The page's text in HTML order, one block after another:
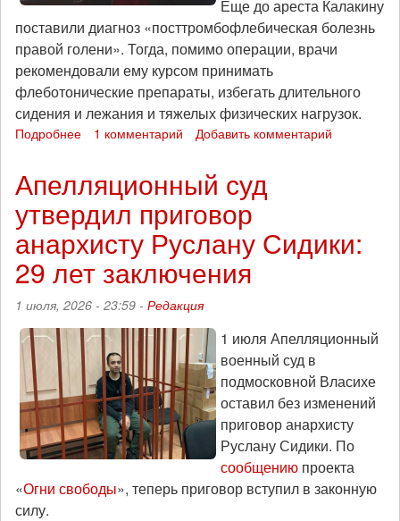
Еще до ареста Калакину
поставили диагноз «посттромбофлебическая болезнь
правой голени». Тогда, помимо операции, врачи
рекомендовали ему курсом принимать
флеботонические препараты, избегать длительного
сидения и лежания и тяжелых физических нагрузок.
Подробнее
Калакина
перевели
из
ангарской
ИК
в
тюремную
больницу
1 комментарий Добавить комментарий
Апелляционный суд
утвердил приговор
анархисту Руслану Сидики:
29 лет заключения
1 июля, 2026 - 23:59 - Редакция
1 июля Апелляционный
военный суд в
подмосковной Власихе
оставил без изменений
приговор анархисту
Руслану Сидики. По
сообщению проекта
«Огни свободы», теперь приговор вступил в законную
силу.